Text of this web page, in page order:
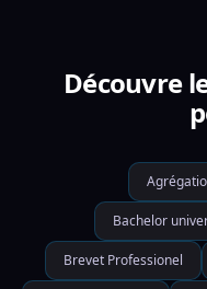
Découvre
Bachelor
Brevet Professionel